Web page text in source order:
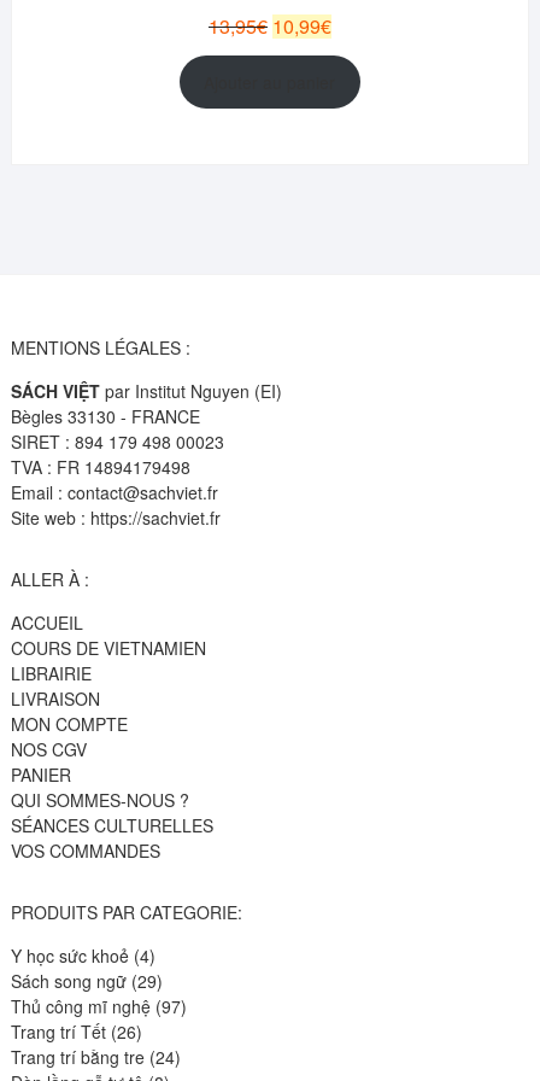
13,95€ Le
10,99€Le
actuel
est :
MENTIONS LÉGALES :
SÁCH VIỆTpar Institut Nguyen (EI)
Bègles 33130 - FRANCE
SIRET : 894 179 498 00023
TVA : FR 14894179498
Email : contact@sachviet.fr
Site web : https://sachviet.fr
ALLER À :
ACCUEIL
COURS DE VIETNAMIEN
LIBRAIRIE
LIVRAISON
MON COMPTE
NOS CGV
PANIER
QUI SOMMES-NOUS ?
SÉANCES CULTURELLES
VOS COMMANDES
PRODUITS PAR CATEGORIE:
Y học sức khoẻ 44
produits
Sách song ngữ 2929
produits
Thủ công mĩ nghệ 9797
Trang trí Tết 2626
produits
Trang trí bằng tre 2424